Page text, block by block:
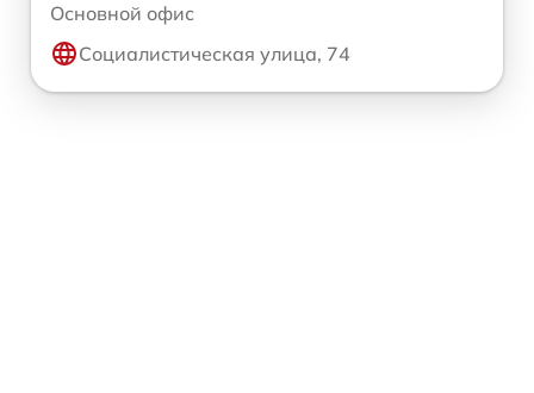
Основной офис
Социалистическая улица, 74